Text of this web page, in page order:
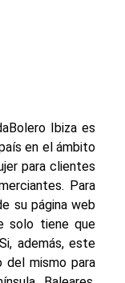
Bolero Ibiza es
en el ámbito
para clientes
Para
su página web
solo tiene que
además, este
del mismo para